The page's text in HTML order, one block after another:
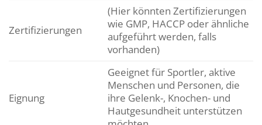
Zertifizierungen
(Hier könnten Zertifizierungen
wie GMP, HACCP oder ähnliche
aufgeführt werden, falls
vorhanden)
Eignung
Geeignet für Sportler, aktive
Menschen und Personen, die
ihre Gelenk-, Knochen- und
Hautgesundheit unterstützen